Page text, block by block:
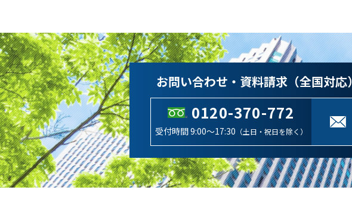
お問い合わせ・資料請求（全国対応）
0120-370-772
受付時間 9:00～17:30 （土日・祝日を除く）